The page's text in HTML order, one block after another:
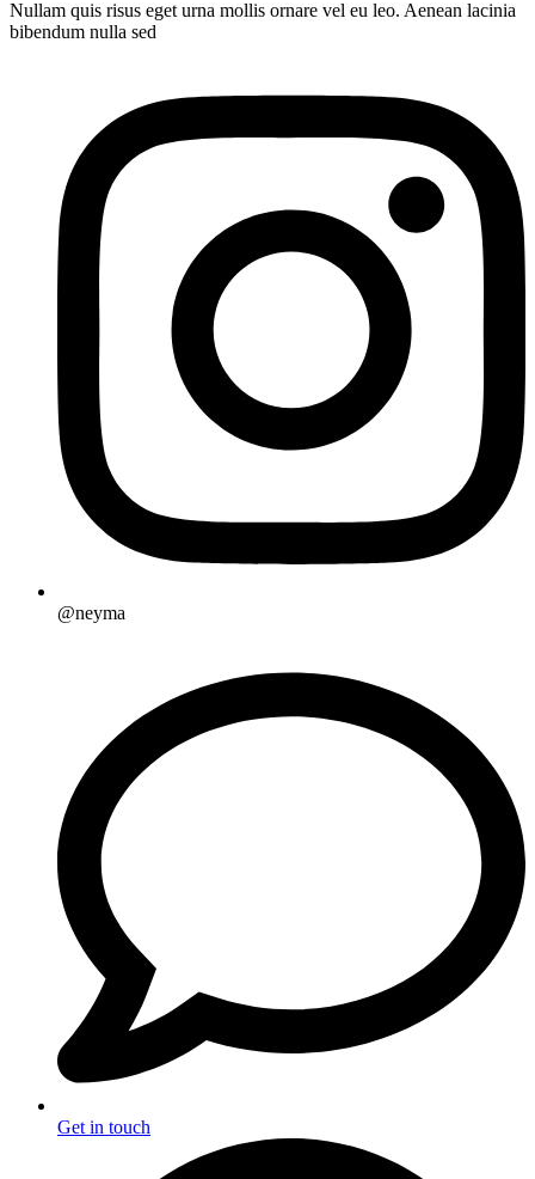
Nullam quis risus eget urna mollis ornare vel eu leo. Aenean lacinia
bibendum nulla sed
@neyma
Get in touch